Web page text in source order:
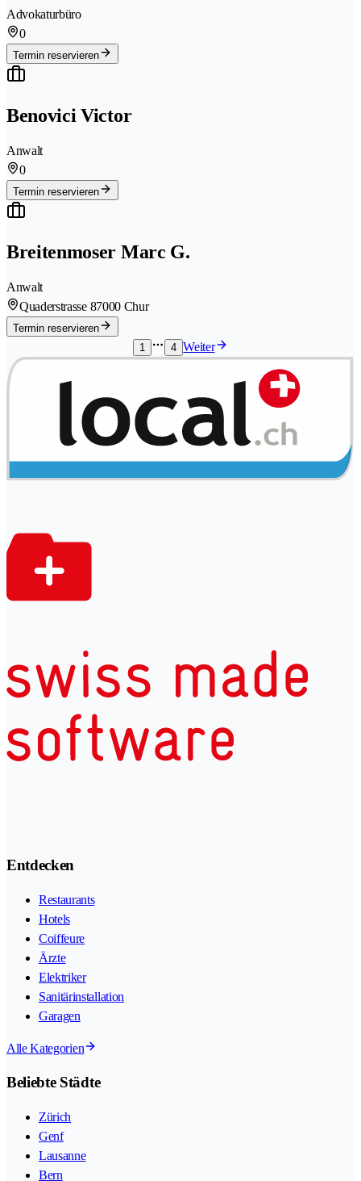
Advokaturbüro
0
Termin reservieren
Benovici Victor
Anwalt
0
Termin reservieren
Breitenmoser Marc G.
Anwalt
Quaderstrasse 87000 Chur
Termin reservieren
1
4 Weiter
Entdecken
Restaurants
Hotels
Coiffeure
Ärzte
Elektriker
Sanitärinstallation
Garagen
Alle Kategorien
Beliebte Städte
Zürich
Genf
Lausanne
Bern